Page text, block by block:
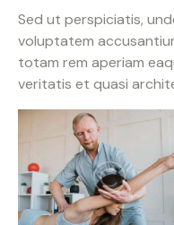
Sed ut perspiciatis,
voluptatem
totam rem aperiam
veritatis et quasi